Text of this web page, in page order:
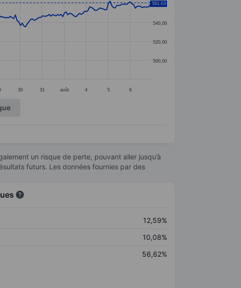
30 31 août 4 5 6
500,00
520,00
540,00
560,00
561,03
un risque de perte, pouvant aller jusqu’à
futurs. Les données fournies par des
12,59%
10,08%
56,62%